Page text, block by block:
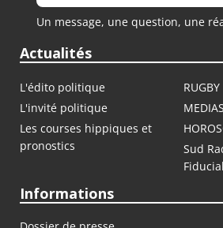
Un message, une question, une
Actualités
L'édito politique
RUGBY
L'invité politique
MEDIAS
Les courses hippiques et
pronostics
Sud
Fiducial
Informations